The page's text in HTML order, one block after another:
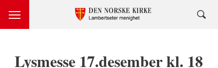
Lysmesse 17.desember kl. 18